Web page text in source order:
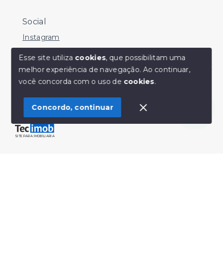
Olá! Estamos disponíveis para te ajudar.
Social
Instagram
Facebook
Youtube
© Copyright 2026 - Sérgio Silveira Imóveis - Todos os
direitos reservados
SITE PARA IMOBILIARIA
Esse site utiliza cookies, que possibilitam uma
melhor experiência de navegação.Ao continuar,
você concorda com o uso de cookies.
Concordo, continuar